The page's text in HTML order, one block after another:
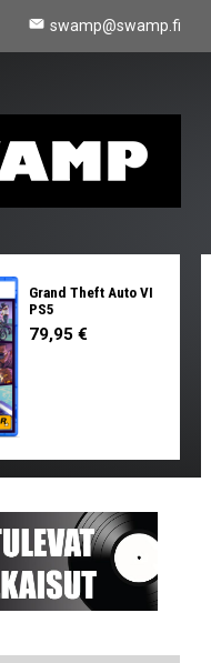
swamp@swamp.fi
Grand Theft Auto VI
PS5
79,95 €